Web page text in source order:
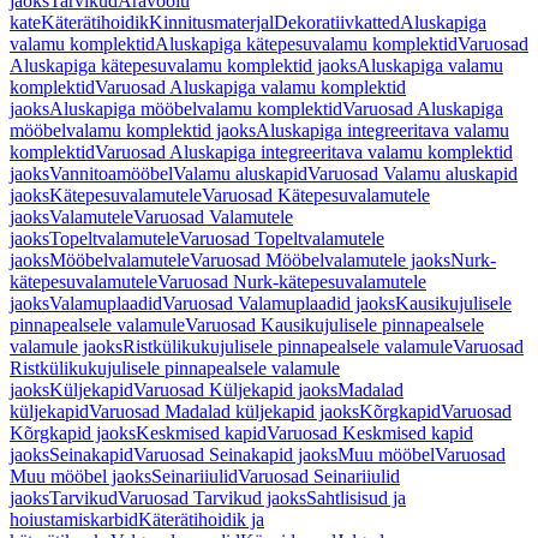
kateKäterätihoidikKinnitusmaterjalDekoratiivkattedAluskapiga
valamu komplektidAluskapiga kätepesuvalamu komplektidVaruosad
Aluskapiga kätepesuvalamu komplektid jaoksAluskapiga valamu
komplektidVaruosad Aluskapiga valamu komplektid
jaoksAluskapiga mööbelvalamu komplektidVaruosad Aluskapiga
mööbelvalamu komplektid jaoksAluskapiga integreeritava valamu
komplektidVaruosad Aluskapiga integreeritava valamu komplektid
jaoksVannitoamööbelValamu aluskapidVaruosad Valamu aluskapid
jaoksKätepesuvalamuteleVaruosad Kätepesuvalamutele
jaoksValamuteleVaruosad Valamutele
jaoksTopeltvalamuteleVaruosad Topeltvalamutele
jaoksMööbelvalamuteleVaruosad Mööbelvalamutele jaoksNurk-
kätepesuvalamuteleVaruosad Nurk-kätepesuvalamutele
jaoksValamuplaadidVaruosad Valamuplaadid jaoksKausikujulisele
pinnapealsele valamuleVaruosad Kausikujulisele pinnapealsele
valamule jaoksRistkülikukujulisele pinnapealsele valamuleVaruosad
Ristkülikukujulisele pinnapealsele valamule
jaoksKüljekapidVaruosad Küljekapid jaoksMadalad
küljekapidVaruosad Madalad küljekapid jaoksKõrgkapidVaruosad
Kõrgkapid jaoksKeskmised kapidVaruosad Keskmised kapid
jaoksSeinakapidVaruosad Seinakapid jaoksMuu mööbelVaruosad
Muu mööbel jaoksSeinariiulidVaruosad Seinariiulid
jaoksTarvikudVaruosad Tarvikud jaoksSahtlisisud ja
hoiustamiskarbidKäterätihoidik ja